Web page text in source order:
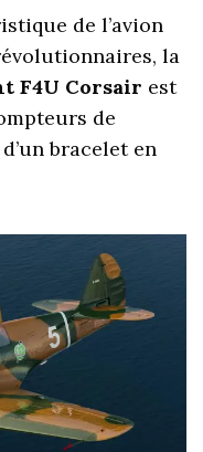
de l’avion
la
F4U Corsair est
de
bracelet en